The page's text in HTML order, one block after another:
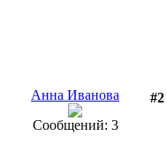
Анна Иванова
Сообщений: 3
#2